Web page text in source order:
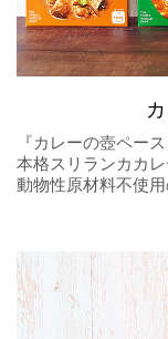
『カレーの壺ペー
本格スリランカカ
動物性原材料不使